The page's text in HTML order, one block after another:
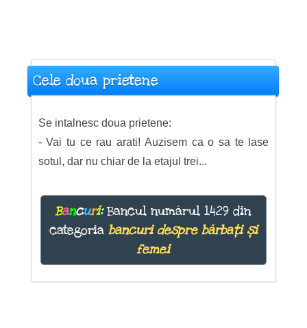
Cele doua prietene
Se intalnesc doua prietene:
- Vai tu ce rau arati! Auzisem ca o sa te lase
sotul, dar nu chiar de la etajul trei...
Bancuri:Bancul numărul 1429 din
categoria bancuri despre bărbați și
femei